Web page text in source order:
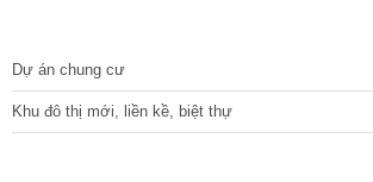
Dự án chung cư
Khu đô thị mới, liền kề, biệt thự